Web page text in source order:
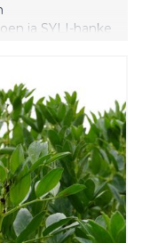
ja SYLI-hanke
hanke
paikalliset
sekä